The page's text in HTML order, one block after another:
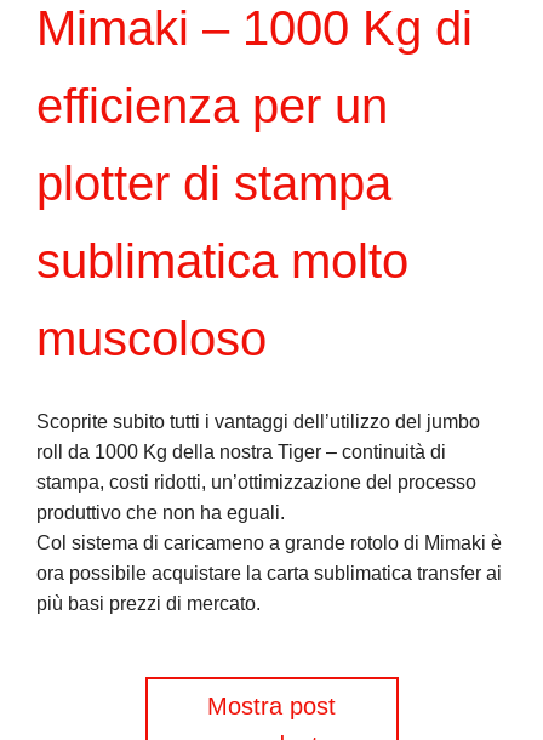
Mimaki – 1000 Kg di
efficienza per un
plotter di stampa
sublimatica molto
muscoloso
Scoprite subito tutti i vantaggi dell’utilizzo del jumbo
roll da 1000 Kg della nostra Tiger – continuità di
stampa, costi ridotti, un’ottimizzazione del processo
produttivo che non ha eguali.
Col sistema di caricameno a grande rotolo di Mimaki è
ora possibile acquistare la carta sublimatica transfer ai
più basi prezzi di mercato.
NavigazioneMostra post